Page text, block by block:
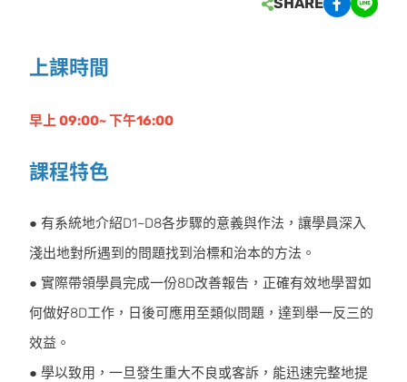
SHARE
上課時間
早上 09:00~ 下午16:00
課程特色
● 有系統地介紹D1~D8各步驟的意義與作法，讓學員深入
淺出地對所遇到的問題找到治標和治本的方法。
● 實際帶領學員完成一份8D改善報告，正確有效地學習如
何做好8D工作，日後可應用至類似問題，達到舉一反三的
效益。
● 學以致用，一旦發生重大不良或客訴，能迅速完整地提